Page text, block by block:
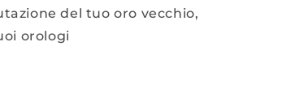
del tuo oro vecchio,
orologi